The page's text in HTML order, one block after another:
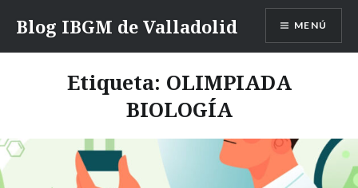
contenido
Blog IBGM de Valladolid MENÚ
Etiqueta: OLIMPIADA
BIOLOGÍA